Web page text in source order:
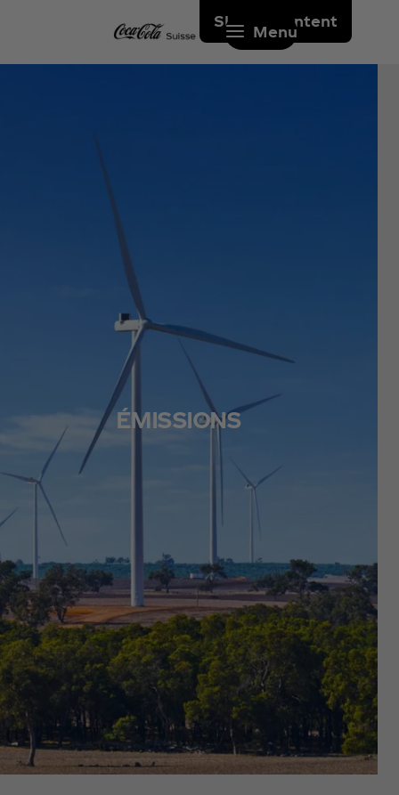
Skip to content
Menu
ÉMISSIONS